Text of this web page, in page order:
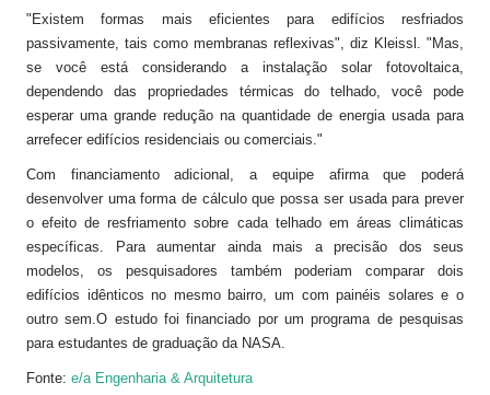
"Existem formas mais eficientes para edifícios resfriados
passivamente, tais como membranas reflexivas", diz Kleissl. "Mas,
se você está considerando a instalação solar fotovoltaica,
dependendo das propriedades térmicas do telhado, você pode
esperar uma grande redução na quantidade de energia usada para
arrefecer edifícios residenciais ou comerciais."
Com financiamento adicional, a equipe afirma que poderá
desenvolver uma forma de cálculo que possa ser usada para prever
o efeito de resfriamento sobre cada telhado em áreas climáticas
específicas. Para aumentar ainda mais a precisão dos seus
modelos, os pesquisadores também poderiam comparar dois
edifícios idênticos no mesmo bairro, um com painéis solares e o
outro sem.O estudo foi financiado por um programa de pesquisas
para estudantes de graduação da NASA.
Fonte: e/a Engenharia & Arquitetura